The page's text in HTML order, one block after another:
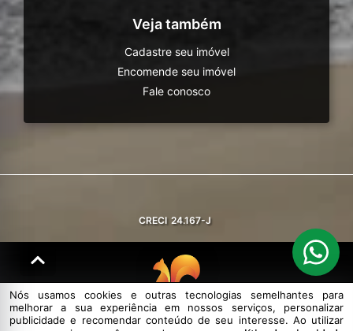
Veja também
Cadastre seu imóvel
Encomende seu imóvel
Fale conosco
CRECI 24.167-J
© DESENVOLVIDO PELAAGIL.NET
Nós usamos cookies e outras tecnologias semelhantes para
melhorar a sua experiência em nossos serviços, personalizar
publicidade e recomendar conteúdo de seu interesse. Ao utilizar